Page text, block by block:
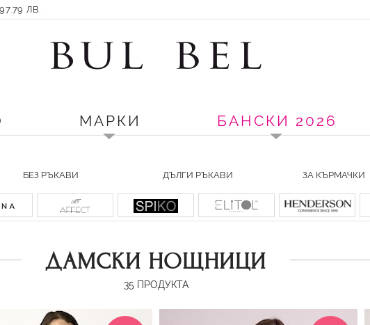
ЛВ.
МАРКИ БАНСКИ 2026
БЕЗ РЪКАВИ ДЪЛГИ РЪКАВИ ЗА КЪРМАЧКИ
ДАМСКИ НОЩНИЦИ
35 ПРОДУКТА